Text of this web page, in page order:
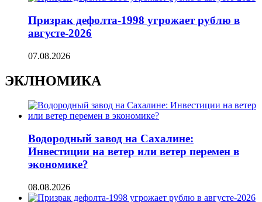
Призрак дефолта-1998 угрожает рублю в
августе-2026
07.08.2026
ЭКЛНОМИКА
Водородный завод на Сахалине:
Инвестиции на ветер или ветер перемен в
экономике?
08.08.2026